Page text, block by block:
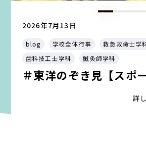
2026年7月13日
blog 学校全体行事
救急救命士学
歯科技工士学科
鍼灸師学科
＃東洋のぞき見【スポ
詳